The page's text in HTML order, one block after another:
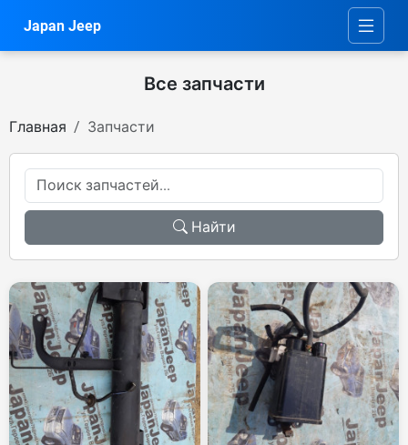
Japan Jeep
Все запчасти
Главная Запчасти
Найти